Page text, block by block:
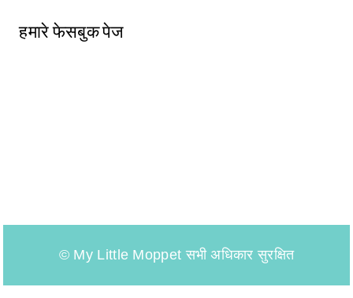
हमारे फेसबुक पेज
© My Little Moppet सभी अधिकार सुरक्षित